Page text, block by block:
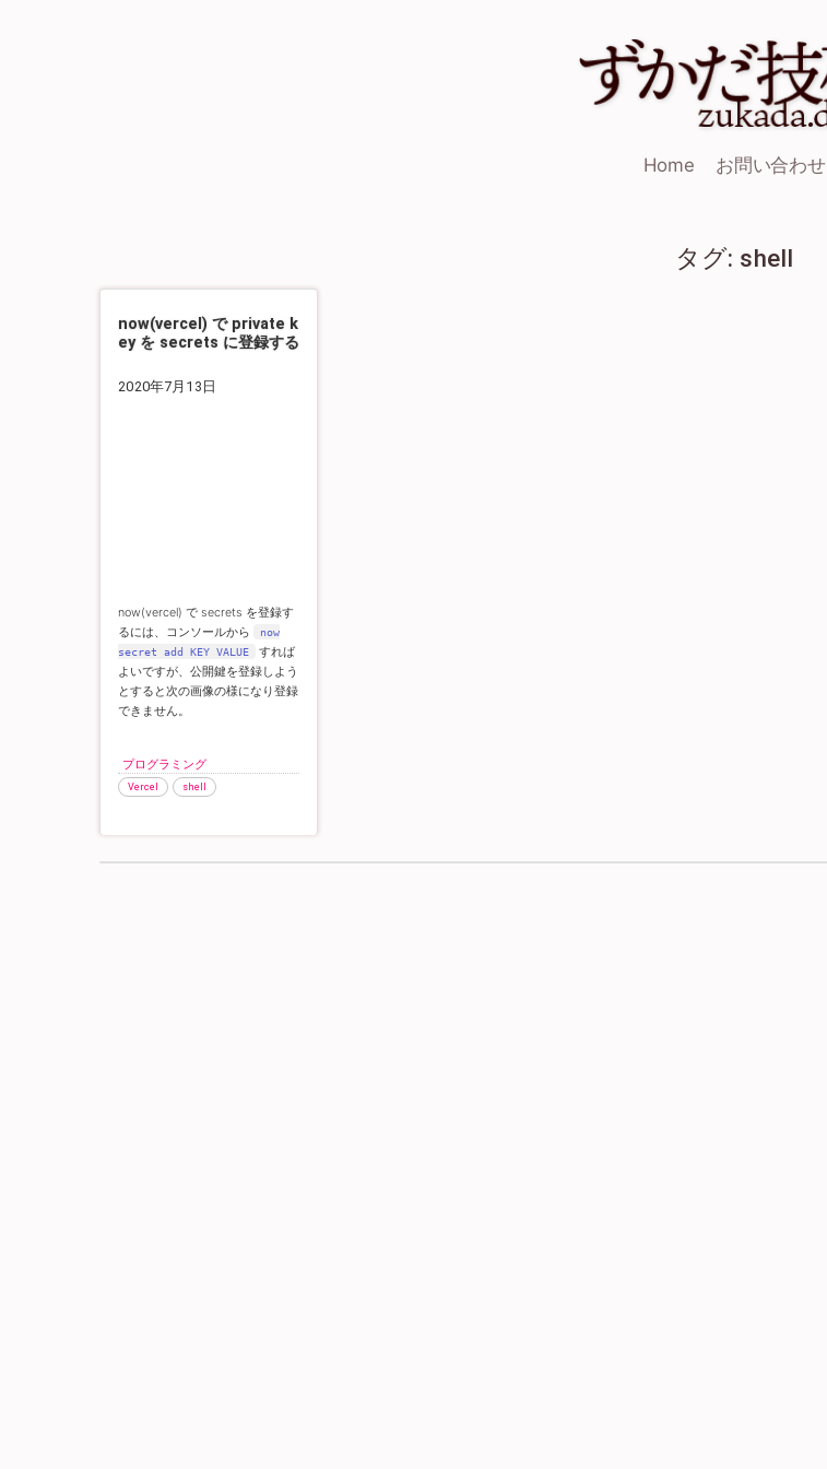
Home お問い合わせ
タグ: shell
now(vercel) で private k
ey を secrets に登録する
2020年7月13日
now(vercel) で secrets を登録す
るには、コンソールから
now
secret add KEY VALUE
すれば
よいですが、公開鍵を登録しよう
とすると次の画像の様になり登録
できません。
プログラミング
Vercel shell